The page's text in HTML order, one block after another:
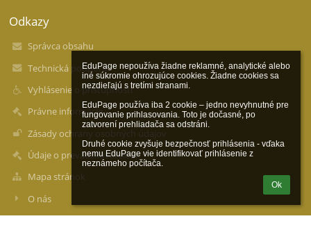
EduPage nepoužíva žiadne reklamné, analytické alebo
iné súkromie ohrozujúce cookies. Žiadne cookies sa
nezdieľajú s tretími stranami.
EduPage používa iba 2 cookie – jedno nevyhnutné pre
fungovanie prihlasovania. Toto je dočasné, po
zatvorení prehliadača sa odstráni.
Druhé cookie zvyšuje bezpečnosť prihlásenia - vďaka
nemu EduPage vie identifikovať prihlásenie z
neznámeho počítača.
Ok
Odkazy
Správca obsahu
Technická podpora
Vyhlásenie o prístupnosti
Právne informácie
Zásady ochrany osobných údajov
Údaje o prevádzkovateľovi
Mapa stránok
O nás